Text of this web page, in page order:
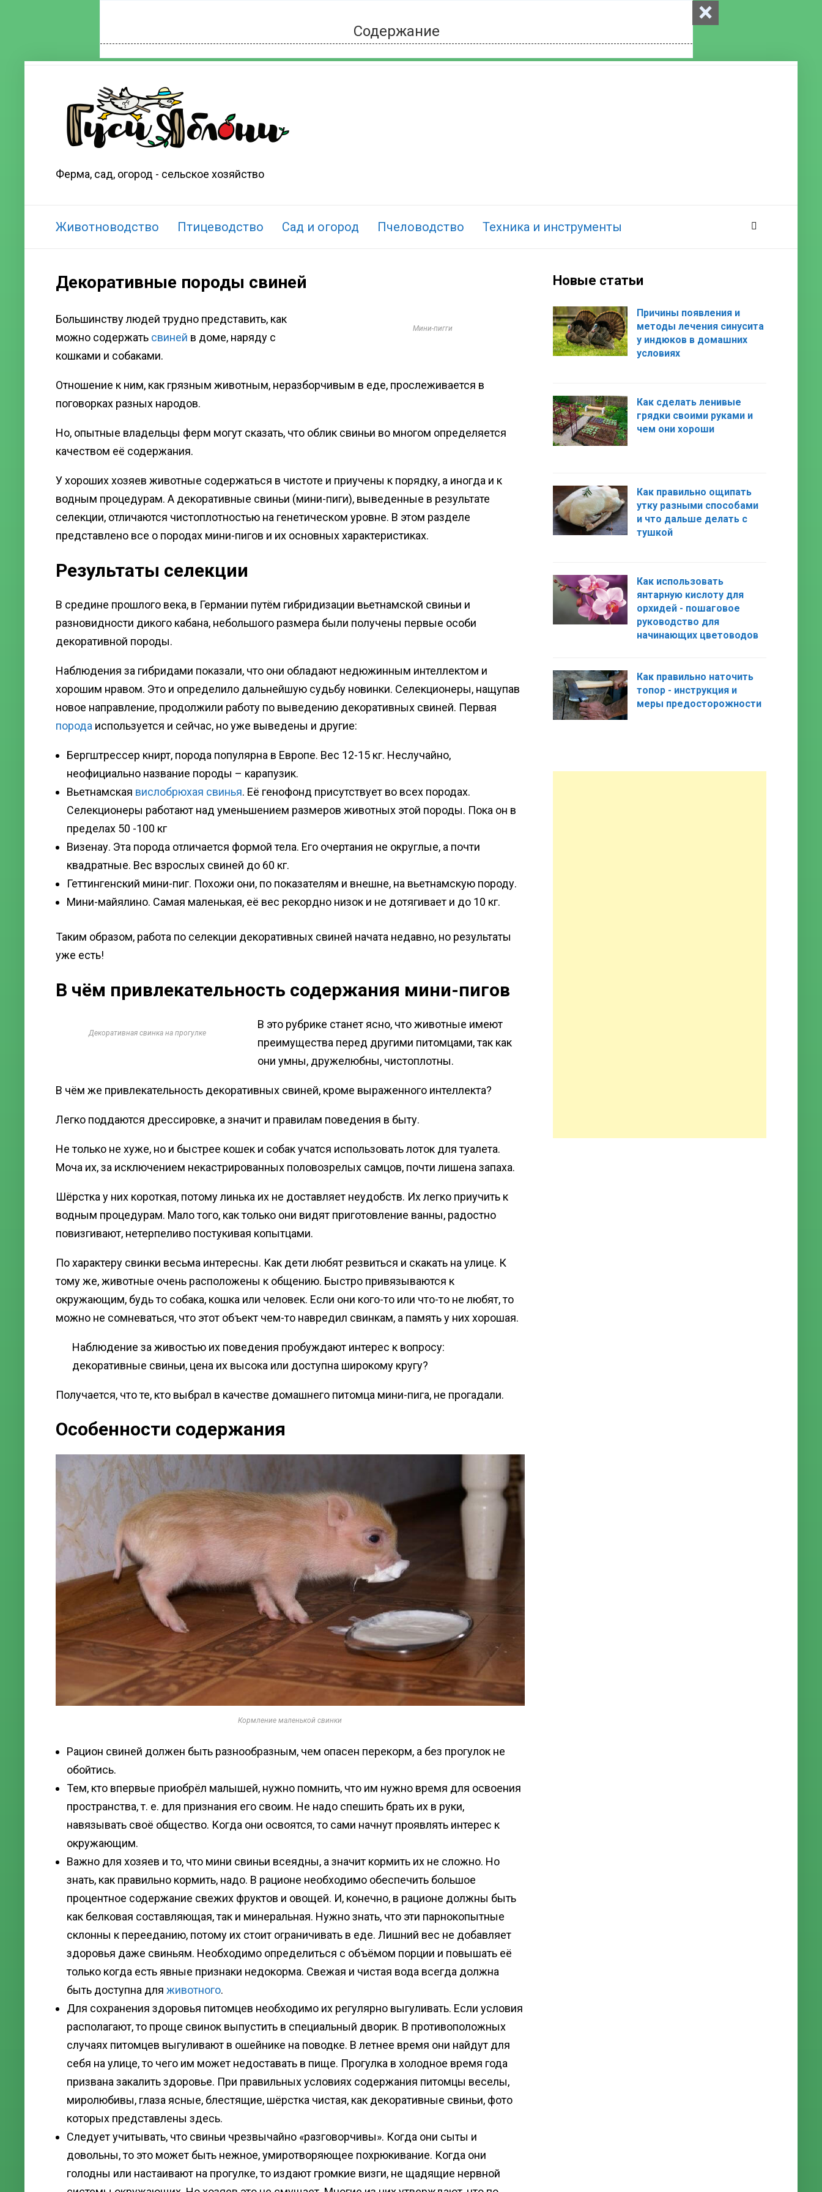
Ферма, сад, огород - сельское хозяйство
Животноводство Птицеводство Сад и огород Пчеловодство Техника и инструменты
Декоративные породы свиней
Мини-пигги
Большинству людей трудно представить, как
можно содержать свиней в доме, наряду с
кошками и собаками.
Отношение к ним, как грязным животным, неразборчивым в еде, прослеживается в
поговорках разных народов.
Но, опытные владельцы ферм могут сказать, что облик свиньи во многом определяется
качеством её содержания.
У хороших хозяев животные содержаться в чистоте и приучены к порядку, а иногда и к
водным процедурам. А декоративные свиньи (мини-пиги), выведенные в результате
селекции, отличаются чистоплотностью на генетическом уровне. В этом разделе
представлено все о породах мини-пигов и их основных характеристиках.
Результаты селекции
В средине прошлого века, в Германии путём гибридизации вьетнамской свиньи и
разновидности дикого кабана, небольшого размера были получены первые особи
декоративной породы.
Наблюдения за гибридами показали, что они обладают недюжинным интеллектом и
хорошим нравом. Это и определило дальнейшую судьбу новинки. Селекционеры, нащупав
новое направление, продолжили работу по выведению декоративных свиней. Первая
порода используется и сейчас, но уже выведены и другие:
Бергштрессер книрт, порода популярна в Европе. Вес 12-15 кг. Неслучайно,
неофициально название породы – карапузик.
Вьетнамская вислобрюхая свинья. Её генофонд присутствует во всех породах.
Селекционеры работают над уменьшением размеров животных этой породы. Пока он в
пределах 50 -100 кг
Визенау. Эта порода отличается формой тела. Его очертания не округлые, а почти
квадратные. Вес взрослых свиней до 60 кг.
Геттингенский мини-пиг. Похожи они, по показателям и внешне, на вьетнамскую породу.
Мини-майялино. Самая маленькая, её вес рекордно низок и не дотягивает и до 10 кг.
Таким образом, работа по селекции декоративных свиней начата недавно, но результаты
уже есть!
В чём привлекательность содержания мини-пигов
Декоративная свинка на прогулке
В это рубрике станет ясно, что животные имеют
преимущества перед другими питомцами, так как
они умны, дружелюбны, чистоплотны.
В чём же привлекательность декоративных свиней, кроме выраженного интеллекта?
Легко поддаются дрессировке, а значит и правилам поведения в быту.
Не только не хуже, но и быстрее кошек и собак учатся использовать лоток для туалета.
Моча их, за исключением некастрированных половозрелых самцов, почти лишена запаха.
Шёрстка у них короткая, потому линька их не доставляет неудобств. Их легко приучить к
водным процедурам. Мало того, как только они видят приготовление ванны, радостно
повизгивают, нетерпеливо постукивая копытцами.
По характеру свинки весьма интересны. Как дети любят резвиться и скакать на улице. К
тому же, животные очень расположены к общению. Быстро привязываются к
окружающим, будь то собака, кошка или человек. Если они кого-то или что-то не любят, то
можно не сомневаться, что этот объект чем-то навредил свинкам, а память у них хорошая.
Наблюдение за живостью их поведения пробуждают интерес к вопросу:
декоративные свиньи, цена их высока или доступна широкому кругу?
Получается, что те, кто выбрал в качестве домашнего питомца мини-пига, не прогадали.
Особенности содержания
Кормление маленькой свинки
Рацион свиней должен быть разнообразным, чем опасен перекорм, а без прогулок не
обойтись.
Тем, кто впервые приобрёл малышей, нужно помнить, что им нужно время для освоения
пространства, т. е. для признания его своим. Не надо спешить брать их в руки,
навязывать своё общество. Когда они освоятся, то сами начнут проявлять интерес к
окружающим.
Важно для хозяев и то, что мини свиньи всеядны, а значит кормить их не сложно. Но
знать, как правильно кормить, надо. В рационе необходимо обеспечить большое
процентное содержание свежих фруктов и овощей. И, конечно, в рационе должны быть
как белковая составляющая, так и минеральная. Нужно знать, что эти парнокопытные
склонны к перееданию, потому их стоит ограничивать в еде. Лишний вес не добавляет
здоровья даже свиньям. Необходимо определиться с объёмом порции и повышать её
только когда есть явные признаки недокорма. Свежая и чистая вода всегда должна
быть доступна для животного.
Для сохранения здоровья питомцев необходимо их регулярно выгуливать. Если условия
располагают, то проще свинок выпустить в специальный дворик. В противоположных
случаях питомцев выгуливают в ошейнике на поводке. В летнее время они найдут для
себя на улице, то чего им может недоставать в пище. Прогулка в холодное время года
призвана закалить здоровье. При правильных условиях содержания питомцы веселы,
миролюбивы, глаза ясные, блестящие, шёрстка чистая, как декоративные свиньи, фото
которых представлены здесь.
Следует учитывать, что свиньи чрезвычайно «разговорчивы». Когда они сыты и
довольны, то это может быть нежное, умиротворяющее похрюкивание. Когда они
голодны или настаивают на прогулке, то издают громкие визги, не щадящие нервной
Новые статьи
Причины появления и
методы лечения синусита
у индюков в домашних
условиях
Как сделать ленивые
грядки своими руками и
чем они хороши
Как правильно ощипать
утку разными способами
и что дальше делать с
тушкой
Как использовать
янтарную кислоту для
орхидей - пошаговое
руководство для
начинающих цветоводов
Как правильно наточить
топор - инструкция и
меры предосторожности
Содержание
×